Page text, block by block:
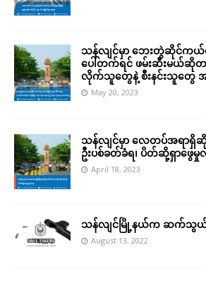
သန်လျင်မှာ ဘေးတွဲဆိုင်ကယ်
ပေါ်တက်ရင် ဖမ်းဆီးမယ်ဆိုတ
လိုက်သူတွေနဲ့ စီးနင်းသူတွေ
May 20, 2023
သန်လျင်မှာ လေတပ်အရာရှိ
ဦးပစ်ခတ်ခံရ၊ ပိတ်ဆို့ရှာဖွေမှု
April 18, 2023
သန်လျင်မြို့နယ်က ဆက်သွယ်ရ
August 13, 2022